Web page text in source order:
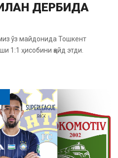
ДЕРБИДА
ўз майдонида Тошкент
1:1 ҳисобини қайд этди.